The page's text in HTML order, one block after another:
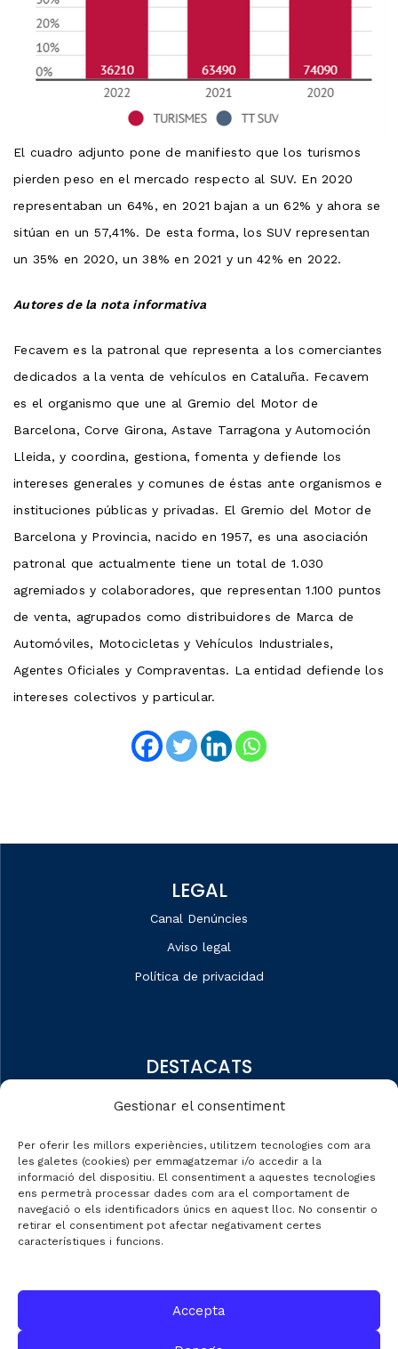
Gestionar el consentiment
Per oferir les millors experiències, utilitzem tecnologies com ara
les galetes (cookies) per emmagatzemar i/o accedir a la
informació del dispositiu. El consentiment a aquestes tecnologies
ens permetrà processar dades com ara el comportament de
navegació o els identificadors únics en aquest lloc. No consentir o
retirar el consentiment pot afectar negativament certes
característiques i funcions.
Accepta
El cuadro adjunto pone de manifiesto que los turismos
pierden peso en el mercado respecto al SUV. En 2020
representaban un 64%, en 2021 bajan a un 62% y ahora se
sitúan en un 57,41%. De esta forma, los SUV representan
un 35% en 2020, un 38% en 2021 y un 42% en 2022.
Autores de la nota informativa
Fecavem es la patronal que representa a los comerciantes
dedicados a la venta de vehículos en Cataluña. Fecavem
es el organismo que une al Gremio del Motor de
Barcelona, ​​Corve Girona, Astave Tarragona y Automoción
Lleida, y coordina, gestiona, fomenta y defiende los
intereses generales y comunes de éstas ante organismos e
instituciones públicas y privadas. El Gremio del Motor de
Barcelona y Provincia, nacido en 1957, es una asociación
patronal que actualmente tiene un total de 1.030
agremiados y colaboradores, que representan 1.100 puntos
de venta, agrupados como distribuidores de Marca de
Automóviles, Motocicletas y Vehículos Industriales,
Agentes Oficiales y Compraventas. La entidad defiende los
intereses colectivos y particular.
LEGAL
Canal Denúncies
Aviso legal
Política de privacidad
DESTACATS
Datos de mercado
Automobile Talks